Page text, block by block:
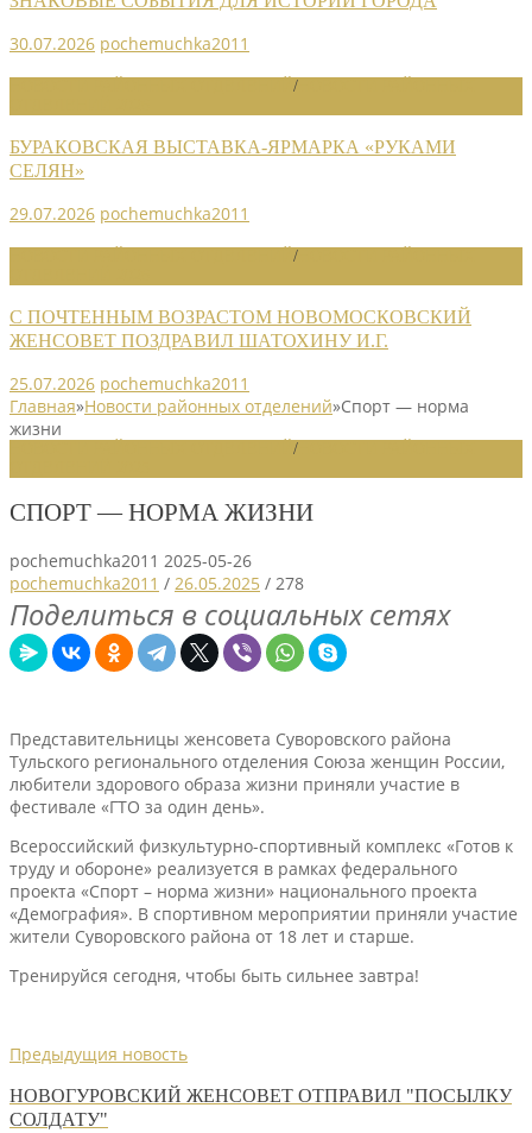
30.07.2026 pochemuchka2011
/
БУРАКОВСКАЯ ВЫСТАВКА-ЯРМАРКА «РУКАМИ
СЕЛЯН»
29.07.2026 pochemuchka2011
/
С ПОЧТЕННЫМ ВОЗРАСТОМ НОВОМОСКОВСКИЙ
ЖЕНСОВЕТ ПОЗДРАВИЛ ШАТОХИНУ И.Г.
25.07.2026 pochemuchka2011
Главная»Новости районных отделений»Спорт — норма
жизни
/
СПОРТ — НОРМА ЖИЗНИ
pochemuchka2011 2025-05-26
pochemuchka2011 / 26.05.2025 / 278
Поделиться в социальных сетях
Представительницы женсовета Суворовского района
Тульского регионального отделения Союза женщин России,
любители здорового образа жизни приняли участие в
фестивале «ГТО за один день».
Всероссийский физкультурно-спортивный комплекс «Готов к
труду и обороне» реализуется в рамках федерального
проекта «Спорт – норма жизни» национального проекта
«Демография». В спортивном мероприятии приняли участие
жители Суворовского района от 18 лет и старше.
Тренируйся сегодня, чтобы быть сильнее завтра!
Предыдущия новость
НОВОГУРОВСКИЙ ЖЕНСОВЕТ ОТПРАВИЛ "ПОСЫЛКУ
СОЛДАТУ"